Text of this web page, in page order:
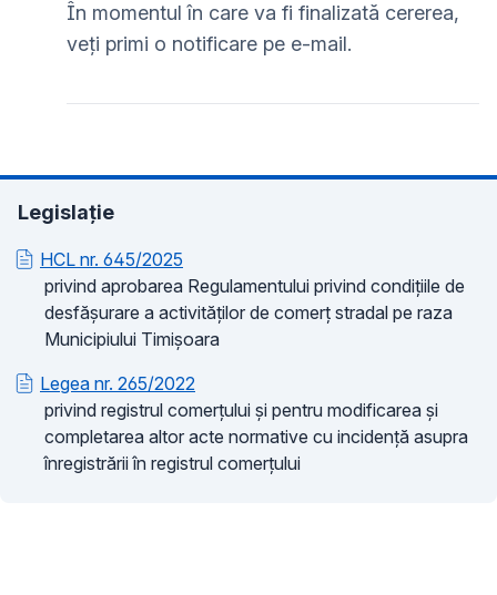
În momentul în care va fi finalizată cererea,
veți primi o notificare pe e-mail.
Legislație
HCL nr. 645/2025
privind aprobarea Regulamentului privind condițiile de
desfășurare a activităților de comerț stradal pe raza
Municipiului Timișoara
Legea nr. 265/2022
privind registrul comerțului și pentru modificarea și
completarea altor acte normative cu incidență asupra
înregistrării în registrul comerțului